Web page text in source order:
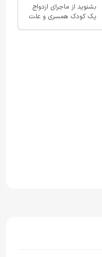
بشنوید از ماجرای ازدواج
یک کودک همسری و علت